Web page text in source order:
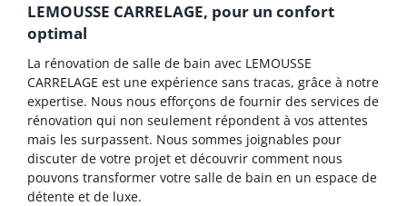
LEMOUSSE CARRELAGE, pour un confort
optimal
La rénovation de salle de bain avec LEMOUSSE
CARRELAGE est une expérience sans tracas, grâce à notre
expertise. Nous nous efforçons de fournir des services de
rénovation qui non seulement répondent à vos attentes
mais les surpassent. Nous sommes joignables pour
discuter de votre projet et découvrir comment nous
pouvons transformer votre salle de bain en un espace de
détente et de luxe.